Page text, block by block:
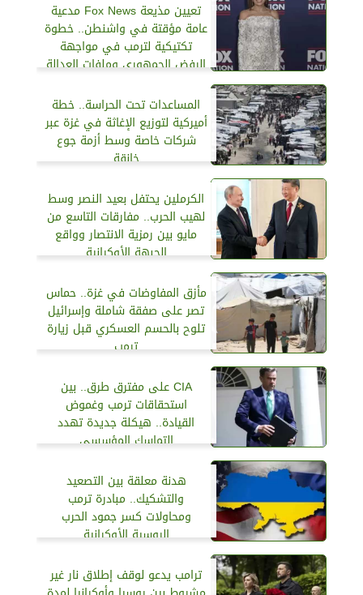
تعيين مذيعة Fox News مدعية
عامة مؤقتة في واشنطن.. خطوة
تكتيكية لترمب في مواجهة
الرفض الجمهوري وملفات العدالة
المساعدات تحت الحراسة.. خطة
أميركية لتوزيع الإغاثة في غزة عبر
شركات خاصة وسط أزمة جوع
خانقة
الكرملين يحتفل بعيد النصر وسط
لهيب الحرب.. مفارقات التاسع من
مايو بين رمزية الانتصار وواقع
الجبهة الأوكرانية
مأزق المفاوضات في غزة.. حماس
تصر على صفقة شاملة وإسرائيل
تلوح بالحسم العسكري قبل زيارة
ترمب
CIA على مفترق طرق.. بين
استحقاقات ترمب وغموض
القيادة.. هيكلة جديدة تهدد
التماسك المؤسسي
هدنة معلقة بين التصعيد
والتشكيك.. مبادرة ترمب
ومحاولات كسر جمود الحرب
الروسية الأوكرانية
ترامب يدعو لوقف إطلاق نار غير